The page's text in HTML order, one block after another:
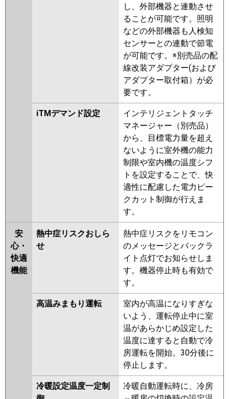
し、外部機器と連動させ
ることが可能です。照明
などの外部機器も人検知
センサーとの連動で節電
が可能です。※別売品の配
線改装アダプター(および
アダプター取付箱）が必
要です。
iTMデマンド設定
インテリジェントタッチ
マネージャー（別売品）
から、目標電力量を超え
ないように室外機の能力
制限や室内機の温度シフ
トを設定することで、快
適性に配慮した電力ピー
クカット制御が行えま
す。
安
心・
快適
機能
熱中症リスクおしら
せ
熱中症リスクをリモコン
のメッセージとバックラ
イト点灯でお知らせしま
す。機器停止時も有効で
す。
高温みまもり運転
室内が高温になりすぎな
いよう、運転停止中に室
温があらかじめ設定した
温度に達すると自動で冷
房運転を開始。30分後に
停止します。
冷暖設定温度一定制
冷暖自動運転時に、冷房